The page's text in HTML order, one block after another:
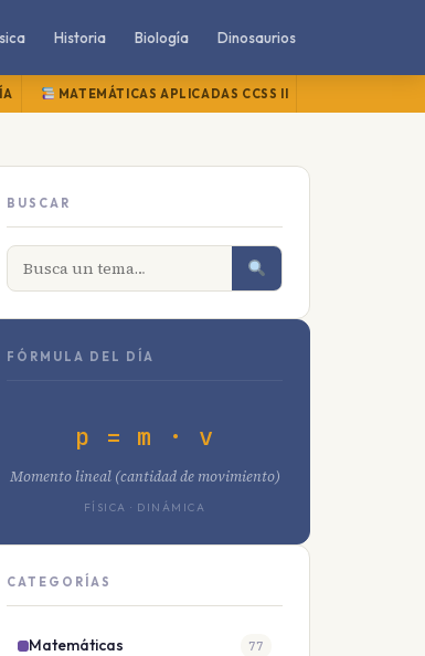
Historia Biología Dinosaurios
MATEMÁTICAS APLICADAS CCSS II
BUSCAR
FÓRMULA DEL DÍA
p = m · v
Momento lineal (cantidad de movimiento)
FÍSICA · DINÁMICA
CATEGORÍAS
Matemáticas 77